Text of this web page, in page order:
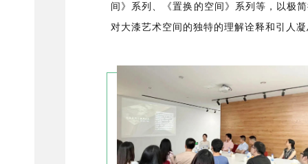
间》系列、《置换的空间》系列等，以极
对大漆艺术空间的独特的理解诠释和引人